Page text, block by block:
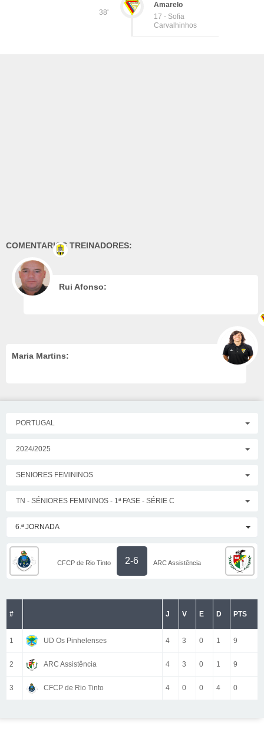
38'
Amarelo
17 - Sofia
Carvalhinhos
COMENTARIOS TREINADORES:
Rui Afonso:
Maria Martins:
PORTUGAL
2024/2025
SENIORES FEMININOS
TN - SÉNIORES FEMININOS - 1ª FASE - SÉRIE C
6.ª JORNADA
CFCP de Rio Tinto 2-6 ARC Assistência
# J V E D PTS
1 UD Os Pinhelenses 4 3 0 1 9
2 ARC Assistência 4 3 0 1 9
3 CFCP de Rio Tinto 4 0 0 4 0